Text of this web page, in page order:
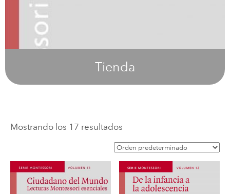
Tienda
Mostrando los 17 resultados